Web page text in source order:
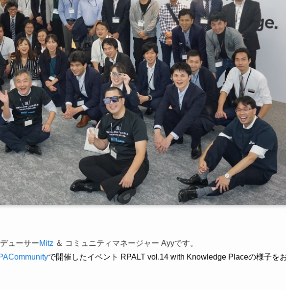
ューサーMitz ＆ コミュニティマネージャー Ayyです。
で開催したイベント RPALT vol.14 with Knowledge Placeの様子を